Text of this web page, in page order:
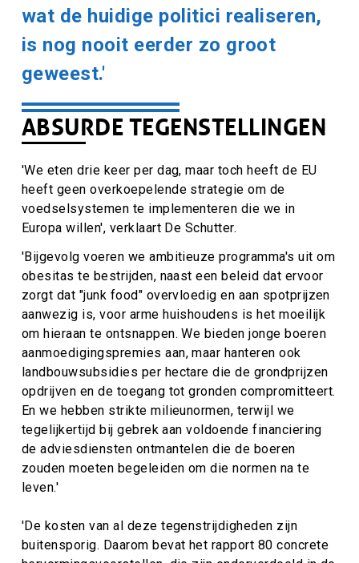
wat de huidige politici realiseren,
is nog nooit eerder zo groot
geweest.'
ABSURDE TEGENSTELLINGEN
'We eten drie keer per dag, maar toch heeft de EU
heeft geen overkoepelende strategie om de
voedselsystemen te implementeren die we in
Europa willen', verklaart De Schutter.
'Bijgevolg voeren we ambitieuze programma's uit om
obesitas te bestrijden, naast een beleid dat ervoor
zorgt dat "junk food" overvloedig en aan spotprijzen
aanwezig is, voor arme huishoudens is het moeilijk
om hieraan te ontsnappen. We bieden jonge boeren
aanmoedigingspremies aan, maar hanteren ook
landbouwsubsidies per hectare die de grondprijzen
opdrijven en de toegang tot gronden compromitteert.
En we hebben strikte milieunormen, terwijl we
tegelijkertijd bij gebrek aan voldoende financiering
de adviesdiensten ontmantelen die de boeren
zouden moeten begeleiden om die normen na te
leven.'
'De kosten van al deze tegenstrijdigheden zijn
buitensporig. Daarom bevat het rapport 80 concrete